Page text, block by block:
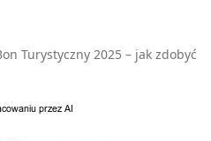
Turystyczny 2025 – jak zdobyć